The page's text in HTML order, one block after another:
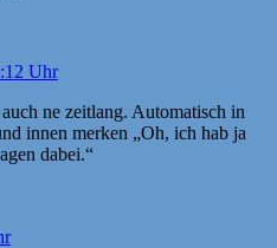
Uhr
ne zeitlang. Automatisch in
innen merken „Oh, ich hab ja
dabei.“